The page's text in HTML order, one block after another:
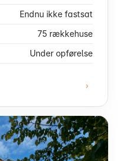
Endnu ikke fastsat
75 rækkehuse
Under opførelse